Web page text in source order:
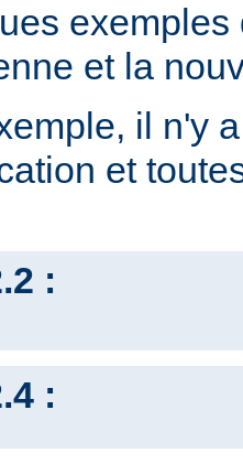
et la
il n'y
et
:
: